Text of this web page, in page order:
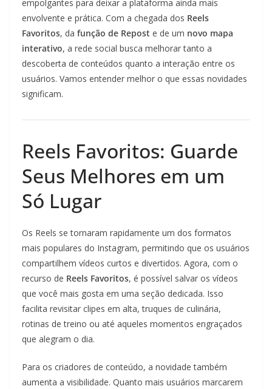
empolgantes para deixar a plataforma ainda mais
envolvente e prática. Com a chegada dos Reels
Favoritos, da função de Repost e de um novo mapa
interativo, a rede social busca melhorar tanto a
descoberta de conteúdos quanto a interação entre os
usuários. Vamos entender melhor o que essas novidades
significam.
Reels Favoritos: Guarde
Seus Melhores em um
Só Lugar
Os Reels se tornaram rapidamente um dos formatos
mais populares do Instagram, permitindo que os usuários
compartilhem vídeos curtos e divertidos. Agora, com o
recurso de Reels Favoritos, é possível salvar os vídeos
que você mais gosta em uma seção dedicada. Isso
facilita revisitar clipes em alta, truques de culinária,
rotinas de treino ou até aqueles momentos engraçados
que alegram o dia.
Para os criadores de conteúdo, a novidade também
aumenta a visibilidade. Quanto mais usuários marcarem